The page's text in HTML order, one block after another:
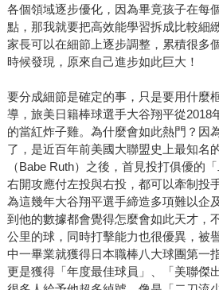
各個領域逐步優化，因為畢竟孩子在每
點，那我就要把高效能學習拆成比較細
家長可以在細節上逐步調整，累積很多
時候發現，原來自己進步如此巨大！
要分成細節是確定的事，只是要用什麼
導，旅美日籍棒球選手大谷翔平從2018
的當紅炸子雞。為什麼會如此熱門？因
了，是近百年前美國大聯盟史上最知
（Babe Ruth）之後，首見投打俱優的
右開攻應付左投與右投，都可以牽制投
為這幾年大谷翔平選手締造多項難以企
到他的數據都會覺得怎麼會如此天才，
公里的球，同時打擊能力也很優異，被
中一畢業就獲得日本職棒八大球團第一
更是獲得「年度最佳球員」、「美聯傑